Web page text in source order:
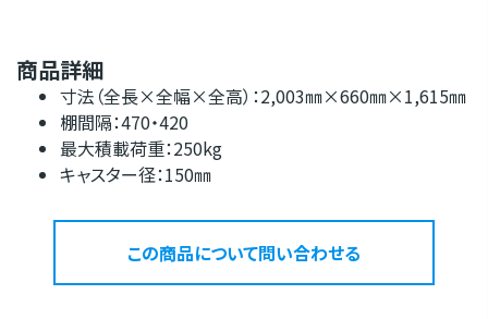
商品詳細
寸法（全長×全幅×全高）：2,003㎜×660㎜×1,615㎜
棚間隔：470・420
最大積載荷重：250kg
キャスター径：150㎜
この商品について問い合わせる